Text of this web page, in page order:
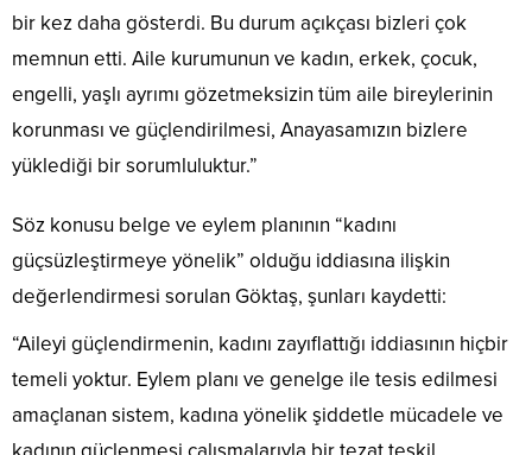
bir kez daha gösterdi. Bu durum açıkçası bizleri çok
memnun etti. Aile kurumunun ve kadın, erkek, çocuk,
engelli, yaşlı ayrımı gözetmeksizin tüm aile bireylerinin
korunması ve güçlendirilmesi, Anayasamızın bizlere
yüklediği bir sorumluluktur.”
Söz konusu belge ve eylem planının “kadını
güçsüzleştirmeye yönelik” olduğu iddiasına ilişkin
değerlendirmesi sorulan Göktaş, şunları kaydetti:
“Aileyi güçlendirmenin, kadını zayıflattığı iddiasının hiçbir
temeli yoktur. Eylem planı ve genelge ile tesis edilmesi
amaçlanan sistem, kadına yönelik şiddetle mücadele ve